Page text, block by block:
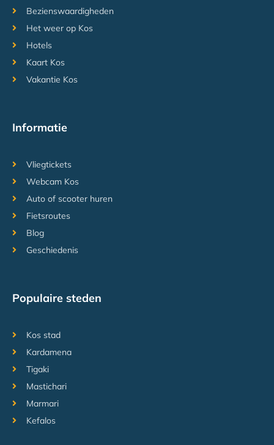
Bezienswaardigheden
Het weer op Kos
Hotels
Kaart Kos
Vakantie Kos
Informatie
Vliegtickets
Webcam Kos
Auto of scooter huren
Fietsroutes
Blog
Geschiedenis
Populaire steden
Kos stad
Kardamena
Tigaki
Mastichari
Marmari
Kefalos